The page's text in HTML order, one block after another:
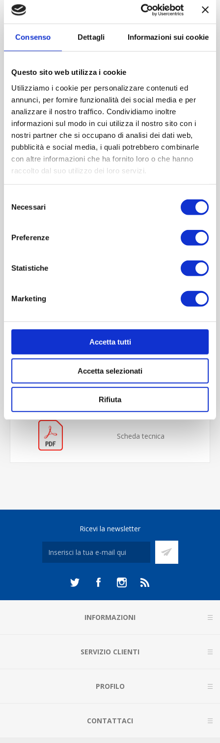
Consenso Dettagli Informazioni sui cookie
Questo sito web utilizza i cookie
Utilizziamo i cookie per personalizzare contenuti ed
annunci, per fornire funzionalità dei social media e per
analizzare il nostro traffico. Condividiamo inoltre
informazioni sul modo in cui utilizza il nostro sito con i
nostri partner che si occupano di analisi dei dati web,
pubblicità e social media, i quali potrebbero combinarle
con altre informazioni che ha fornito loro o che hanno
raccolto dal suo utilizzo dei loro servizi.
delNecessari
Preferenze
Statistiche
Marketing
Accetta tutti
Accetta selezionati
Rifiuta
Contattaci
Imboccatura:Caps.twist 82
Peso (gr):270
Diametro (mm):100
Altezza (mm):120
Larghezza (mm):0
Quantità per imballo (ordine minimo 1 collo):868
Cod.: SOT068A
Please select the address you want to ship to
REVIEWS
CONTACT US
Scheda tecnica
Ricevi la newsletter
INFORMAZIONI
SERVIZIO CLIENTI
PROFILO
CONTATTACI